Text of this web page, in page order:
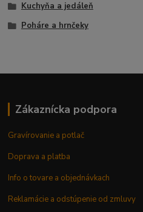
Kuchyňa a jedáleň
Poháre a hrnčeky
Zákaznícka podpora
Gravírovanie a potlač
Doprava a platba
Info o tovare a objednávkach
Reklamácie a odstúpenie od zmluvy